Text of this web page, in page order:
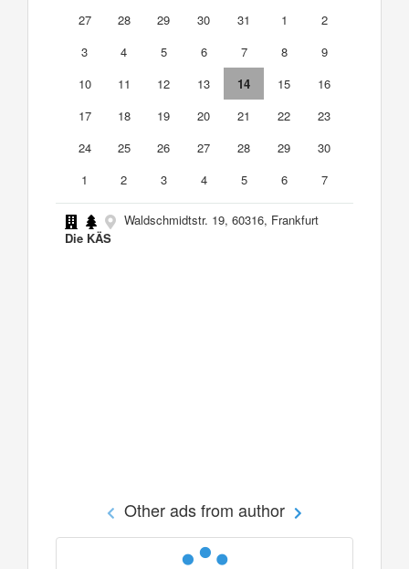
27
28 29 30 31 1
2
3
4 5 6 7 8
9
10
11 12 13 14 15
16
17
18 19 20 21 22
23
24
25 26 27 28 29
30
1
2 3 4 5 6 7
Waldschmidtstr. 19, 60316, Frankfurt
Die KÄS
Other ads from author